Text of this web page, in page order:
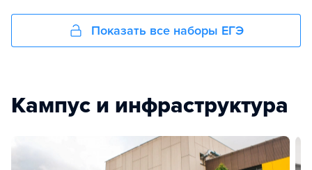
Показать все наборы ЕГЭ
Кампус и инфраструктура